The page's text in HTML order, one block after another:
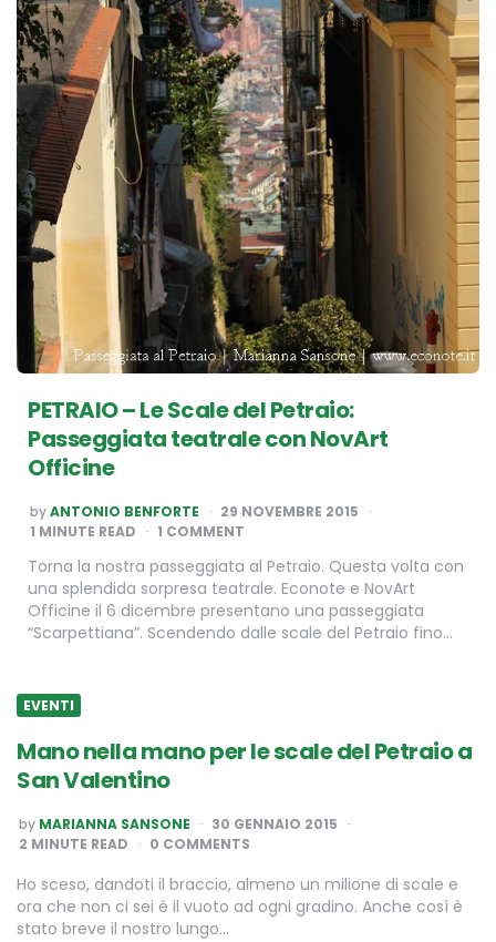
PETRAIO – Le Scale del Petraio:
Passeggiata teatrale con NovArt
Officine
POSTED
BY
byANTONIO BENFORTE
29 NOVEMBRE 2015
1 MINUTE READ 1 COMMENT
Torna la nostra passeggiata al Petraio. Questa volta con
una splendida sorpresa teatrale. Econote e NovArt
Officine il 6 dicembre presentano una passeggiata
“Scarpettiana”. Scendendo dalle scale del Petraio fino…
EVENTI
Mano nella mano per le scale del Petraio a
San Valentino
POSTED
BY
by MARIANNA SANSONE
30 GENNAIO 2015
2 MINUTE READ 0 COMMENTS
Ho sceso, dandoti il braccio, almeno un milione di scale e
ora che non ci sei è il vuoto ad ogni gradino. Anche così è
stato breve il nostro lungo…